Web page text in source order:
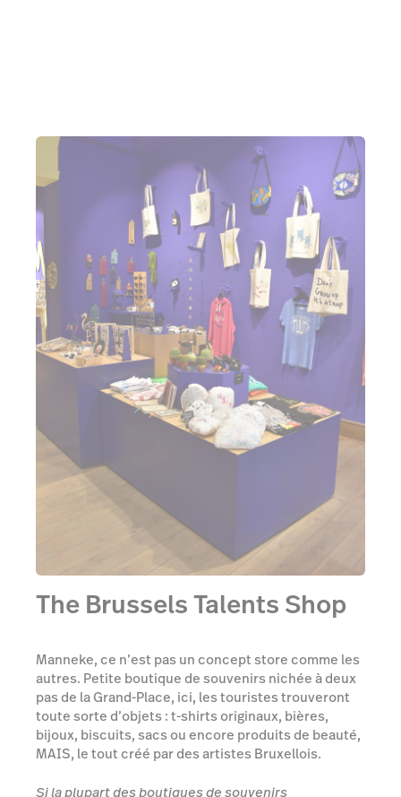
The Brussels Talents Shop
Manneke, ce n’est pas un concept store comme les
autres. Petite boutique de souvenirs nichée à deux
pas de la Grand-Place, ici, les touristes trouveront
toute sorte d’objets : t-shirts originaux, bières,
bijoux, biscuits, sacs ou encore produits de beauté,
MAIS, le tout créé par des artistes Bruxellois.
Si la plupart des boutiques de souvenirs